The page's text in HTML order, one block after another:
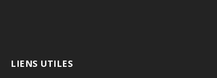
LIENS UTILES